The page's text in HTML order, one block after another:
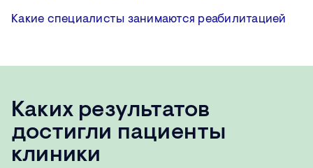
Какие специалисты занимаются реабилитацией
Каких результатов
достигли пациенты
клиники